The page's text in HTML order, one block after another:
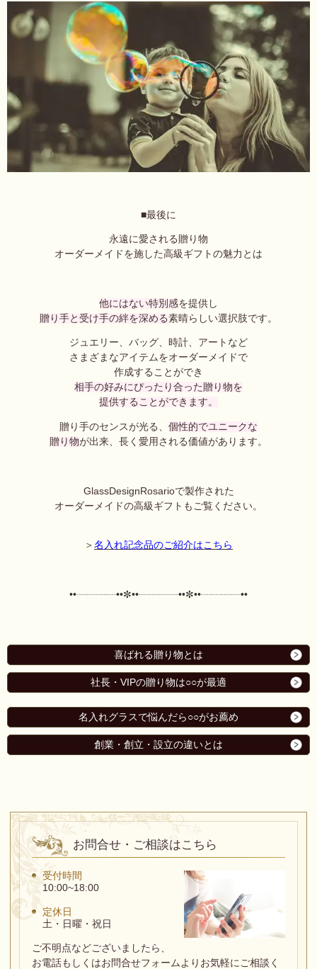
■最後に
永遠に愛される贈り物
オーダーメイドを施した高級ギフトの魅力とは
他にはない特別感を提供し
贈り手と受け手の絆を深める素晴らしい選択肢です。
ジュエリー、バッグ、時計、アートなど
さまざまなアイテムをオーダーメイドで
作成することができ
相手の好みにぴったり合った贈り物を
提供することができます。
贈り手のセンスが光る、 個性的でユニークな
贈り物が出来、 長く愛用される価値があります。
GlassDesignRosarioで製作された
オーダーメイドの高級ギフトもご覧ください。
＞ 名入れ記念品のご紹介はこちら
••┈┈┈┈••✼••┈┈┈┈••✼••┈┈┈┈••
喜ばれる贈り物とは
社長・VIPの贈り物は○○が最適
名入れグラスで悩んだら○○がお薦め
創業・創立・設立の違いとは
お問合せ・ご相談はこちら
受付時間
10:00~18:00
定休日
土・日曜・祝日
ご不明点などございましたら、
お電話もしくはお問合せフォームよりお気軽にご相談く